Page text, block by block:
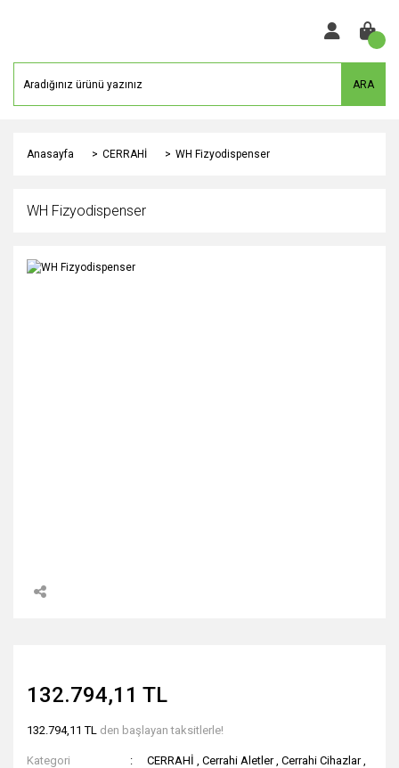
ARA
Anasayfa CERRAHİ WH Fizyodispenser
WH Fizyodispenser
132.794,11 TL
132.794,11 TL den başlayan taksitlerle!
Kategori CERRAHİ ,Cerrahi Aletler ,Cerrahi Cihazlar ,